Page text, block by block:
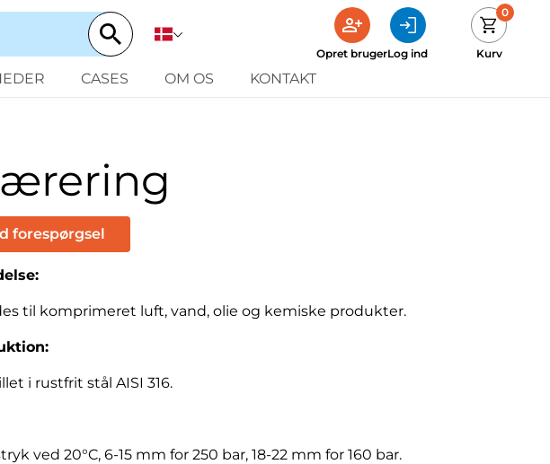
Opret brugerLog ind
0
Kurv
CASES OM OS KONTAKT
forespørgsel
til komprimeret luft, vand, olie og kemiske produkter.
i rustfrit stål AISI 316.
ved 20°C, 6-15 mm for 250 bar, 18-22 mm for 160 bar.